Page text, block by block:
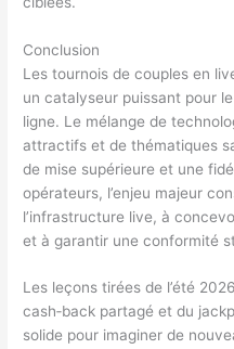
Conclusion
Les tournois de couples en
un catalyseur puissant pour
ligne. Le mélange de
attractifs et de thématiques
de mise supérieure et une
opérateurs, l’enjeu majeur
l’infrastructure live, à
et à garantir une conformité
Les leçons tirées de l’été
cash‑back partagé et du
solide pour imaginer de